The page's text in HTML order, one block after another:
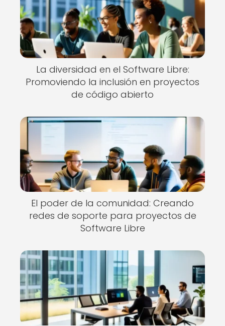
La diversidad en el Software Libre:
Promoviendo la inclusión en proyectos
de código abierto
El poder de la comunidad: Creando
redes de soporte para proyectos de
Software Libre